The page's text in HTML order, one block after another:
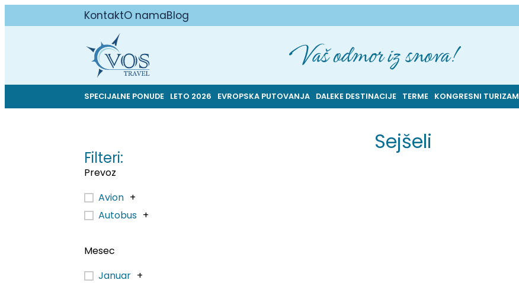
KontaktO namaBlog
Vaš odmor iz snova!
SPECIJALNE PONUDE LETO 2026 EVROPSKA PUTOVANJA DALEKE DESTINACIJE TERME KONGRESNI TURIZAM
Sejšeli
Filteri:
Prevoz
Avion +
Autobus +
Mesec
Januar +